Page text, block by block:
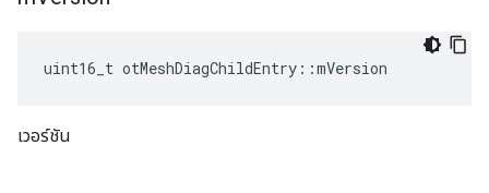
uint16_t otMeshDiagChildEntry ::mVersion
เวอร์ชัน